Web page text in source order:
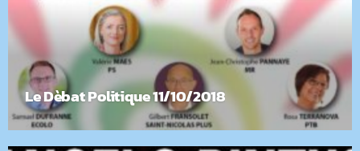
Le Dèbat Politique 11/10/2018